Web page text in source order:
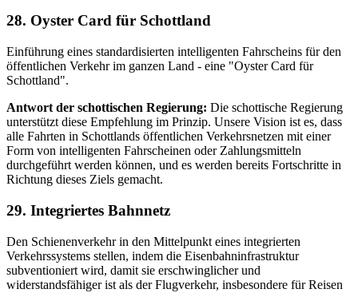
28. Oyster Card für Schottland
Einführung eines standardisierten intelligenten Fahrscheins für den
öffentlichen Verkehr im ganzen Land - eine "Oyster Card für
Schottland".
Antwort der schottischen Regierung: Die schottische Regierung
unterstützt diese Empfehlung im Prinzip. Unsere Vision ist es, dass
alle Fahrten in Schottlands öffentlichen Verkehrsnetzen mit einer
Form von intelligenten Fahrscheinen oder Zahlungsmitteln
durchgeführt werden können, und es werden bereits Fortschritte in
Richtung dieses Ziels gemacht.
29. Integriertes Bahnnetz
Den Schienenverkehr in den Mittelpunkt eines integrierten
Verkehrssystems stellen, indem die Eisenbahninfrastruktur
subventioniert wird, damit sie erschwinglicher und
widerstandsfähiger ist als der Flugverkehr, insbesondere für Reisen